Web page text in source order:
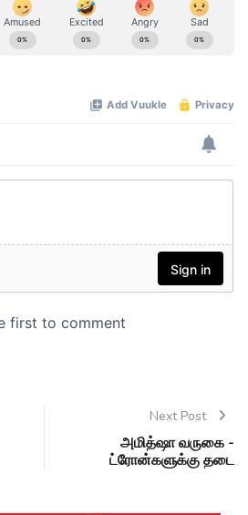
Next Post
அமித்ஷா வருகை -
ட்ரோன்களுக்கு தடை